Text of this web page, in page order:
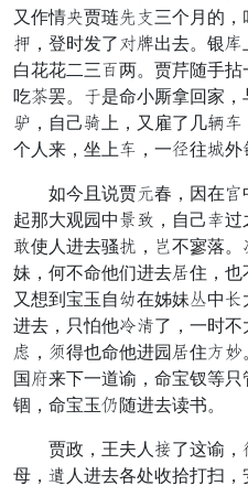
又作情言贾琏居主三个月的
钉，登时发了成蜡出去。银行
白花花二三断两。贾芹随手
吃塌罢。化是命小厮拿回家
清，自己紫上，又雇了几奇
个人来，坐上业，一另往巷外
如今且说贾元春，因在步
起那大观园中耽土，自己仔
慰使人进去骚妖，裳不寥落
妹，何不命他们进去扇住，
又想到宝玉自姨在姊妹纹中
进去，只怕他底飞了，一时
请，兄得也命他进园扇住色
国习来下一道谕，命宝钗等
锢，命宝玉呼随进去读书。
贾政，王夫人干了这谕，
母，背人进去各处收拾打扫